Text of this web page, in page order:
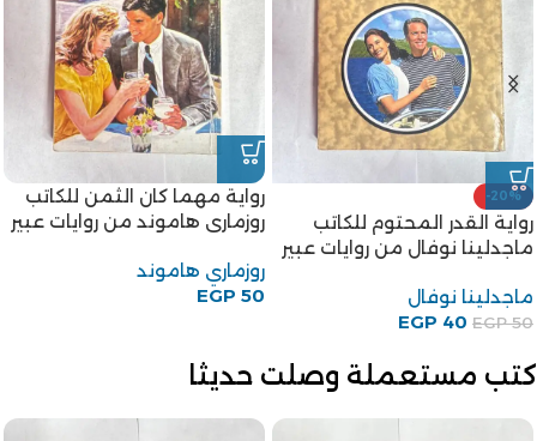
رواية الزوج المنسي للكاتبة
إليزابيث اوغست من روايات عبير
EGP50
رواية شراع فى الليل من روايات
احلام
EGP50
كتب مستعملة وصلت حديثا